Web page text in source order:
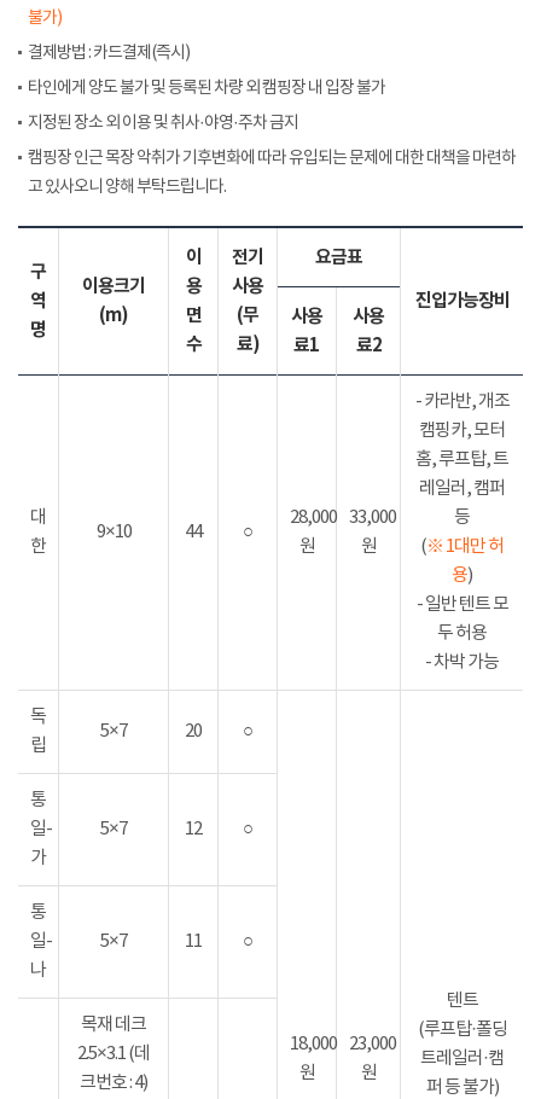
불가)
결제방법 : 카드결제(즉시)
타인에게 양도 불가 및 등록된 차량 외 캠핑장 내 입장 불가
지정된 장소 외 이용 및 취사·야영·주차 금지
캠핑장 인근 목장 악취가 기후변화에 따라 유입되는 문제에 대한 대책을 마련하
고 있사오니 양해 부탁드립니다.
구
역
명
이용크기
(m)
이
용
면
수
전기
사용
(무
료)
요금표
진입가능장비
사용
료1
사용
료2
대
한
9×10 44 ○
28,000
원
33,000
원
- 카라반, 개조
캠핑카, 모터
홈, 루프탑, 트
레일러, 캠퍼
등
(※ 1대만 허
용)
- 일반 텐트 모
두 허용
- 차박 가능
독
립
5×7 20 ○
18,000
원
23,000
원
텐트
(루프탑·폴딩
트레일러·캠
퍼 등 불가)
통
일-
가
5×7 12 ○
통
일-
나
5×7 11 ○
목재 데크
2.5×3.1 (데
크번호 : 4)